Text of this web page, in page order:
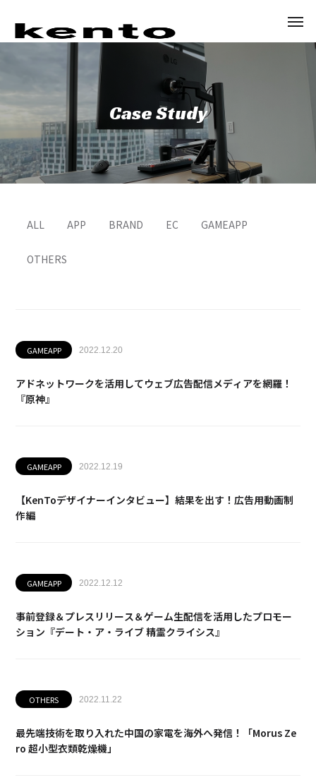
Case Study
ALL APP BRAND EC GAMEAPP
OTHERS
GAMEAPP 2022.12.20
アドネットワークを活用してウェブ広告配信メディアを網羅！
『原神』
GAMEAPP 2022.12.19
【KenToデザイナーインタビュー】結果を出す！広告用動画制
作編
GAMEAPP 2022.12.12
事前登録＆プレスリリース＆ゲーム生配信を活用したプロモー
ション『デート・ア・ライブ 精霊クライシス』
OTHERS 2022.11.22
最先端技術を取り入れた中国の家電を海外へ発信！「Morus Ze
ro 超小型衣類乾燥機」